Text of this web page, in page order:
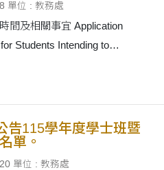
單位 : 教務處
關事宜 Application
Students Intending to
Year 一、依據本
with:
告115學年度學士班暨
單。
單位 : 教務處